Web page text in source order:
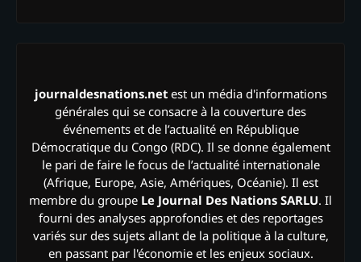
journaldesnations.netest un média d'informations
générales qui se consacre à la couverture des
événements et de l’actualité en République
Démocratique du Congo (RDC). Il se donne également
le pari de faire le focus de l’actualité internationale
(Afrique, Europe, Asie, Amériques, Océanie). Il est
membre du groupe Le Journal Des Nations SARLU. Il
fourni des analyses approfondies et des reportages
variés sur des sujets allant de la politique à la culture,
en passant par l'économie et les enjeux sociaux.